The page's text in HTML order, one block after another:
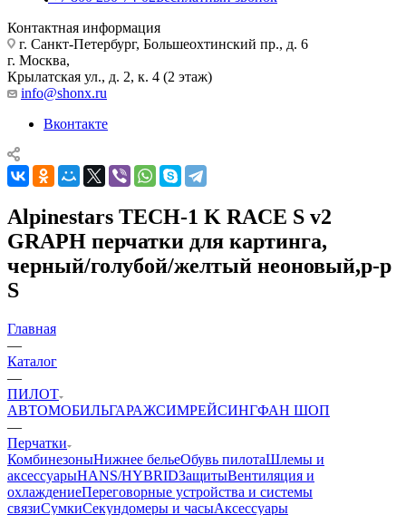
Контактная информация
г. Санкт-Петербург, Большеохтинский пр., д. 6
г. Москва,
Крылатская ул., д. 2, к. 4 (2 этаж)
info@shonx.ru
Вконтакте
Alpinestars TECH-1 K RACE S v2
GRAPH перчатки для картинга,
черный/голубой/желтый неоновый,р-р
S
Главная
—
Каталог
—
ПИЛОТ
АВТОМОБИЛЬГАРАЖСИМРЕЙСИНГФАН ШОП
—
Перчатки
КомбинезоныНижнее бельеОбувь пилотаШлемы и
аксессуарыHANS/HYBRIDЗащитыВентиляция и
охлаждениеПереговорные устройства и системы
связиСумкиСекундомеры и часыАксессуары